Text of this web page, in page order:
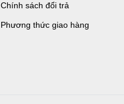
Chính sách đổi trả
Phương thức giao hàng